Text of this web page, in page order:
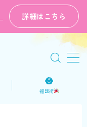
詳細はこちら
福話術